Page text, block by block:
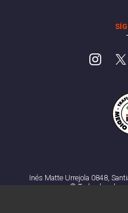
Inés Matte Urrejola 0848,
© Todos los